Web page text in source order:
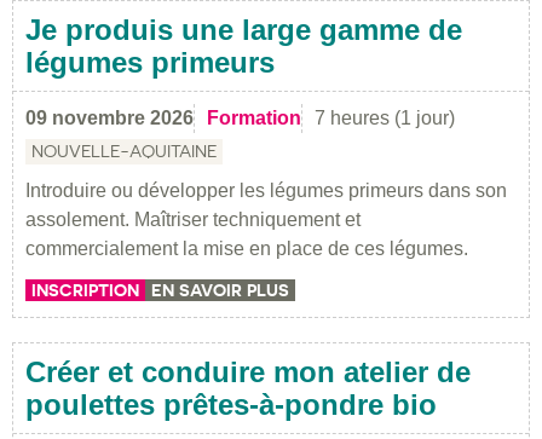
Je produis une large gamme de
légumes primeurs
09 novembre 2026 Formation 7 heures (1 jour)
NOUVELLE-AQUITAINE
Introduire ou développer les légumes primeurs dans son
assolement. Maîtriser techniquement et
commercialement la mise en place de ces légumes.
INSCRIPTION EN SAVOIR PLUS
Créer et conduire mon atelier de
poulettes prêtes-à-pondre bio